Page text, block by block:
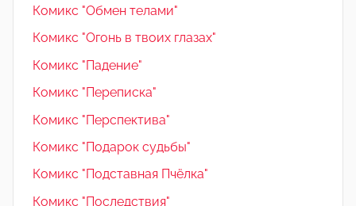
Комикс "Обмен телами"
Комикс "Огонь в твоих глазах"
Комикс "Падение"
Комикс "Переписка"
Комикс "Перспектива"
Комикс "Подарок судьбы"
Комикс "Подставная Пчёлка"
Комикс "Последствия"